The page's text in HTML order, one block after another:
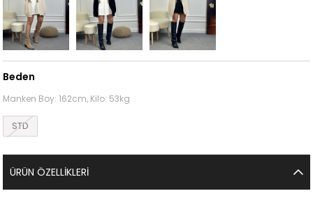
Beden
Manken Boy: 162cm, Kilo: 53kg
STD
ÜRÜN ÖZELLIKLERI